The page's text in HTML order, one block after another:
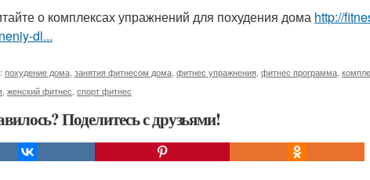
о комплексах упражнений для похудения дома http://
dl...
похудение дома занятия фитнесом дома фитнес упражнения фитнес программа
женский фитнес спорт фитнес
Поделитесь с друзьями!